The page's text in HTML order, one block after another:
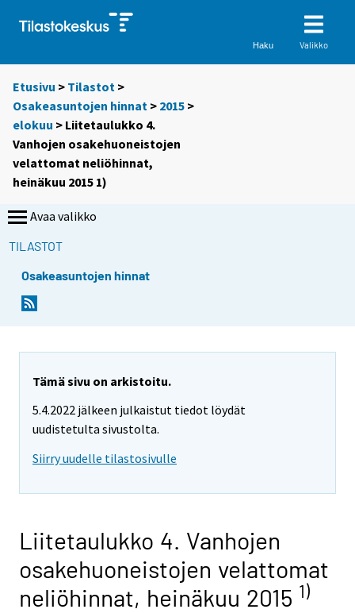
Haku Valikko
Etusivu > Tilastot >
Osakeasuntojen hinnat > 2015 >
elokuu > Liitetaulukko 4.
Vanhojen osakehuoneistojen
velattomat neliöhinnat,
heinäkuu 2015 1)
Avaa valikko
TILASTOT
Osakeasuntojen hinnat
Tämä sivu on arkistoitu.
5.4.2022 jälkeen julkaistut tiedot löydät
uudistetulta sivustolta.
Siirry uudelle tilastosivulle
Liitetaulukko 4. Vanhojen
osakehuoneistojen velattomat
neliöhinnat, heinäkuu 2015 1)